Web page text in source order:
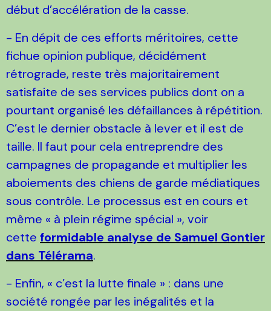
début d’accélération de la casse.
- En dépit de ces efforts méritoires, cette
fichue opinion publique, décidément
rétrograde, reste très majoritairement
satisfaite de ses services publics dont on a
pourtant organisé les défaillances à répétition.
C’est le dernier obstacle à lever et il est de
taille. Il faut pour cela entreprendre des
campagnes de propagande et multiplier les
aboiements des chiens de garde médiatiques
sous contrôle. Le processus est en cours et
même « à plein régime spécial », voir
cette formidable analyse de Samuel Gontier
dans Télérama.
- Enfin, « c’est la lutte finale » : dans une
société rongée par les inégalités et la